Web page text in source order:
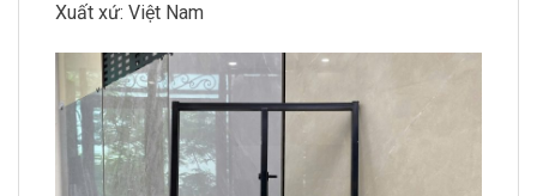
Xuất xứ: Việt Nam